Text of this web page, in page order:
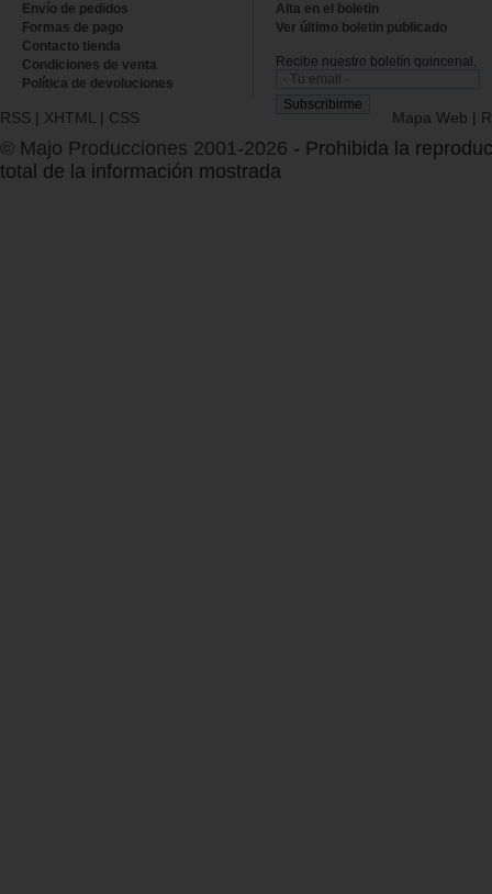
Envío de pedidos
Formas de pago
Contacto tienda
Condiciones de venta
Política de devoluciones
Alta en el boletin
Ver último boletin publicado
Recibe nuestro boletín quincenal.
RSS | XHTML | CSS Mapa Web |
© Majo Producciones 2001-2026 - Prohibida la
total de la información mostrada